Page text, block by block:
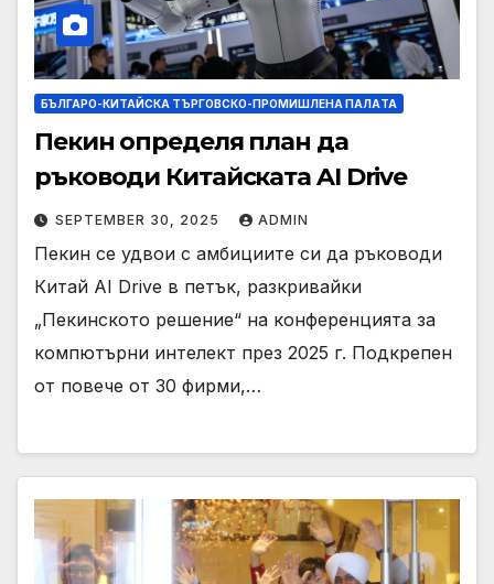
БЪЛГАРО-КИТАЙСКА ТЪРГОВСКО-ПРОМИШЛЕНА ПАЛAТА
Пекин определя план да
ръководи Китайската AI Drive
SEPTEMBER 30, 2025 ADMIN
Пекин се удвои с амбициите си да ръководи
Китай AI Drive в петък, разкривайки
„Пекинското решение“ на конференцията за
компютърни интелект през 2025 г. Подкрепен
от повече от 30 фирми,…